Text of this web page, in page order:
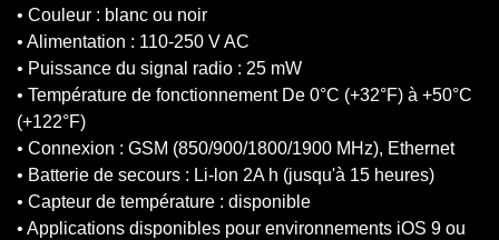
• Couleur : blanc ou noir
• Alimentation : 110-250 V AC
• Puissance du signal radio : 25 mW
• Température de fonctionnement De 0°C (+32°F) à +50°C
(+122°F)
• Connexion : GSM (850/900/1800/1900 MHz), Ethernet
• Batterie de secours : Li-lon 2A h (jusqu'à 15 heures)
• Capteur de température : disponible
• Applications disponibles pour environnements iOS 9 ou